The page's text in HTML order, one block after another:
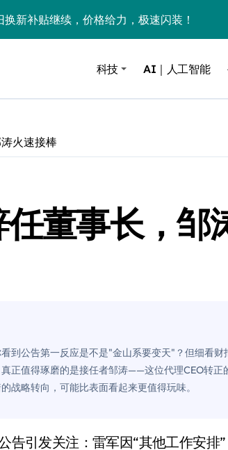
换新补贴继续，价格给力，极速闪装！
4200，白银狂飙3.5%！三大利好连夜引爆
第五，丰田一季净赚两个比亚迪——中国车企
盘：裁员3200、卖工作室、网络瘫了，微
创始人辞去CEO，但继续“垂帘听政”？
容量却碾压iPhone 17顶配？闪迪这波操作
特把EA买了，但背了200亿的债
送壁纸送徽章，就是不送主机，你领不领？
启动先看蜘蛛侠？”车主怒了：车内不是广告
科技 AI｜人工智能
火速接棒
董事长，邹
到公告第一反应是不是"金山系要变天"？但细看
正值得琢磨的是接任者邹涛——这位代理CEO转正
战略转向，可能比表面看起来更值得玩味。